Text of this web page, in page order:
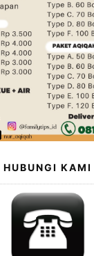
HUBUNGI KAMI